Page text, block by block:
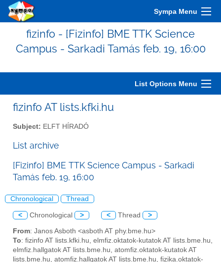
Sympa Menu
fizinfo - [Fizinfo] BME TTK Science
Campus - Sarkadi Tamás feb. 19, 16:00
List Options Menu
fizinfo AT lists.kfki.hu
Subject: ELFT HÍRADÓ
List archive
[Fizinfo] BME TTK Science Campus - Sarkadi
Tamás feb. 19, 16:00
Chronological Thread
< Chronological > < Thread >
From: Janos Asboth <asboth AT phy.bme.hu>
To: fizinfo AT lists.kfki.hu, elmfiz.oktatok-kutatok AT lists.bme.hu,
elmfiz.hallgatok AT lists.bme.hu, atomfiz.oktatok-kutatok AT
lists.bme.hu, atomfiz.hallgatok AT lists.bme.hu, fizika.oktatok-